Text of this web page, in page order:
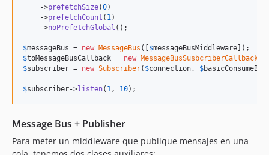
    ->
prefetchSize(0)
    ->
prefetchCount ( 1)
    ->
noPrefetchGlobal ();
$messageBus = new MessageBus ([ $messageBusMiddleware
$toMessageBusCallback = new MessageBusSusbcriberCallback
$subscriber = new Subscriber( $connection, $
$subscriber->listen( 1, 10);
Message Bus + Publisher
Para meter un middleware que publique mensajes en una